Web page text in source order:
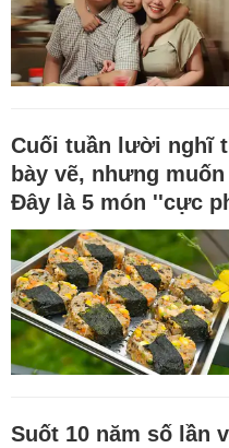
Cuối tuần lười nghĩ
bày vẽ, nhưng
Đây là 5 món ''cực
Suốt 10 năm số lần